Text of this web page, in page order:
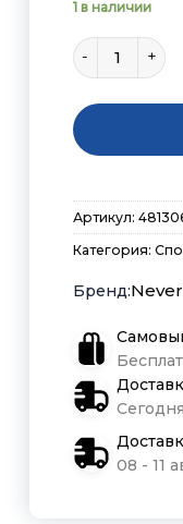
1 в наличии
Количество
Артикул:
Категория:
08 - 11